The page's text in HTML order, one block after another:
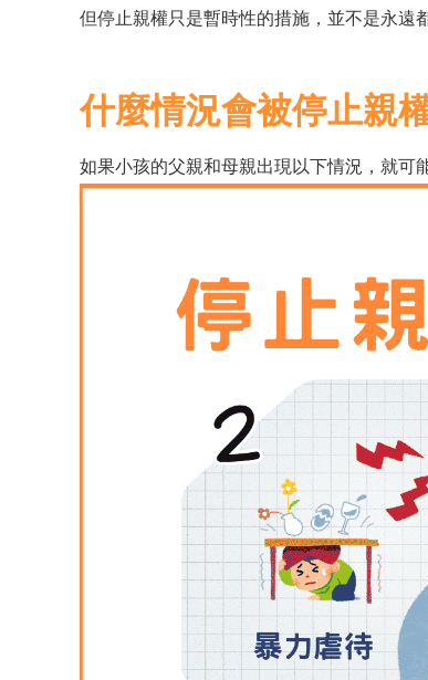
但停止親權只是暫時性的措施，並不是永遠
什麼情況會被停止親
如果小孩的父親和母親出現以下情況，就可